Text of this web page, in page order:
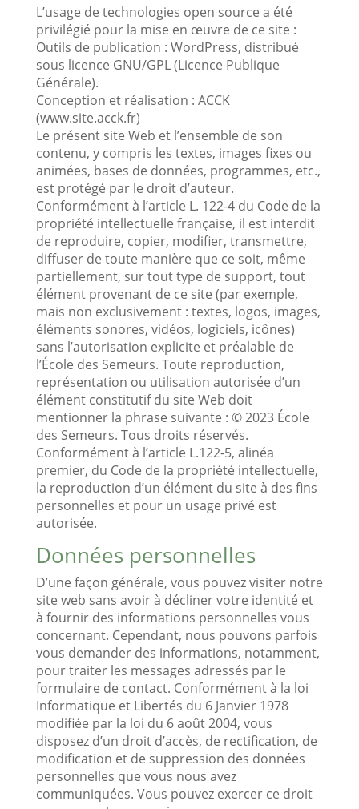
L’usage de technologies open source a été
privilégié pour la mise en œuvre de ce site :
Outils de publication : WordPress, distribué
sous licence GNU/GPL (Licence Publique
Générale).
Conception et réalisation : ACCK
(www.site.acck.fr)
Le présent site Web et l’ensemble de son
contenu, y compris les textes, images fixes ou
animées, bases de données, programmes, etc.,
est protégé par le droit d’auteur.
Conformément à l’article L. 122-4 du Code de la
propriété intellectuelle française, il est interdit
de reproduire, copier, modifier, transmettre,
diffuser de toute manière que ce soit, même
partiellement, sur tout type de support, tout
élément provenant de ce site (par exemple,
mais non exclusivement : textes, logos, images,
éléments sonores, vidéos, logiciels, icônes)
sans l’autorisation explicite et préalable de
l’École des Semeurs. Toute reproduction,
représentation ou utilisation autorisée d’un
élément constitutif du site Web doit
mentionner la phrase suivante : © 2023 École
des Semeurs. Tous droits réservés.
Conformément à l’article L.122-5, alinéa
premier, du Code de la propriété intellectuelle,
la reproduction d’un élément du site à des fins
personnelles et pour un usage privé est
autorisée.
Données personnelles
D’une façon générale, vous pouvez visiter notre
site web sans avoir à décliner votre identité et
à fournir des informations personnelles vous
concernant. Cependant, nous pouvons parfois
vous demander des informations, notamment,
pour traiter les messages adressés par le
formulaire de contact. Conformément à la loi
Informatique et Libertés du 6 Janvier 1978
modifiée par la loi du 6 août 2004, vous
disposez d’un droit d’accès, de rectification, de
modification et de suppression des données
personnelles que vous nous avez
communiquées. Vous pouvez exercer ce droit